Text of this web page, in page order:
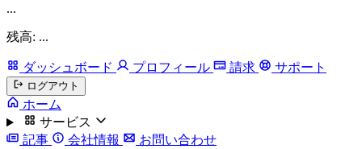
...
残高: ...
ダッシュボード プロフィール 請求 サポート
ログアウト
ホーム
サービス
記事
会社情報
お問い合わせ